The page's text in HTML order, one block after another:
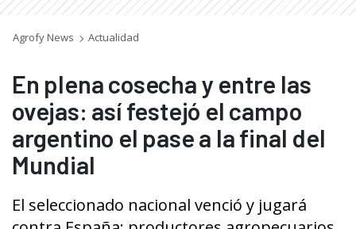
Agrofy News Actualidad
En plena cosecha y entre las
ovejas: así festejó el campo
argentino el pase a la final del
Mundial
El seleccionado nacional venció y jugará